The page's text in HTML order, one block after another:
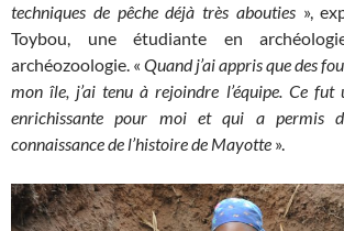
techniques de pêche déjà très abouties»,
Toybou, une étudiante en
archéozoologie. « Quand j’ai appris que des
mon île, j’ai tenu à rejoindre l’équipe. Ce fut
enrichissante pour moi et qui a permis
connaissance de l’histoire de Mayotte ».